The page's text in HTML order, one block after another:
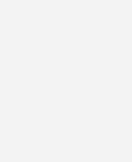
sehen einen
den Anschluss der
ist. Auf der
Anlagen auch